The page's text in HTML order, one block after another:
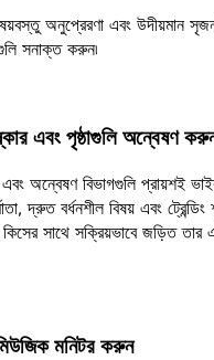
অনুপ্রেরণা এবং উদীয়মান
সনাক্ত করুন৷
এবং পৃষ্ঠাগুলি অন্বেষণ
অন্বেষণ বিভাগগুলি প্রায়শই
দ্রুত বর্ধনশীল বিষয় এবং
কিসের সাথে সক্রিয়ভাবে জড়িত
মনিটর করুন